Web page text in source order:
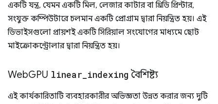
একটি যন্ত্র, যেমন একটি মিল, লেজার কাটার বা থ্রিডি প্রিন্টার,
সংযুক্ত কম্পিউটারে চলমান একটি প্রোগ্রাম দ্বারা নিয়ন্ত্রিত হয়। এই
ডিভাইসগুলো প্রায়শই একটি সিরিয়াল সংযোগের মাধ্যমে ছোট
মাইক্রোকন্ট্রোলার দ্বারা নিয়ন্ত্রিত হয়।
WebGPU linear indexing বৈশিষ্ট্য
এই কার্যকারিতাটি ব্যবহারকারীর অভিজ্ঞতা উন্নত করার জন্য দুটি